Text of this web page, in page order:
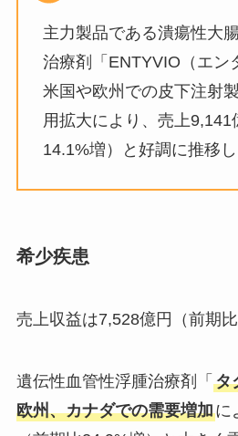
主力製品である潰瘍性大
治療剤「ENTYVIO（エン
米国や欧州での皮下注射
用拡大により、売上9,141
14.1%増）と好調に推移し
希少疾患
売上収益は7,528億円（前期
遺伝性血管性浮腫治療剤「 タ
欧州、カナダでの需要増加に